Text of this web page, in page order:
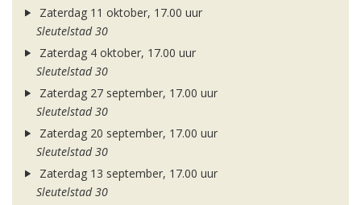
Zaterdag 11 oktober, 17.00 uur
Sleutelstad 30
Zaterdag 4 oktober, 17.00 uur
Sleutelstad 30
Zaterdag 27 september, 17.00 uur
Sleutelstad 30
Zaterdag 20 september, 17.00 uur
Sleutelstad 30
Zaterdag 13 september, 17.00 uur
Sleutelstad 30